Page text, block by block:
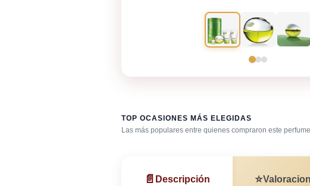
TOP OCASIONES MÁS ELEGIDAS
Las más populares entre quienes compraron este
Día caluroso / clima cálido
📄 Descripción ⭐